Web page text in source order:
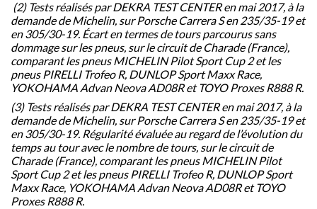
(2) Tests réalisés par DEKRA TEST CENTER en mai 2017, à la
demande de Michelin, sur Porsche Carrera S en 235/35-19 et
en 305/30-19. Écart en termes de tours parcourus sans
dommage sur les pneus, sur le circuit de Charade (France),
comparant les pneus MICHELIN Pilot Sport Cup 2 et les
pneus PIRELLI Trofeo R, DUNLOP Sport Maxx Race,
YOKOHAMA Advan Neova AD08R et TOYO Proxes R888 R.
(3) Tests réalisés par DEKRA TEST CENTER en mai 2017, à la
demande de Michelin, sur Porsche Carrera S en 235/35-19 et
en 305/30-19. Régularité évaluée au regard de l’évolution du
temps au tour avec le nombre de tours, sur le circuit de
Charade (France), comparant les pneus MICHELIN Pilot
Sport Cup 2 et les pneus PIRELLI Trofeo R, DUNLOP Sport
Maxx Race, YOKOHAMA Advan Neova AD08R et TOYO
Proxes R888 R.